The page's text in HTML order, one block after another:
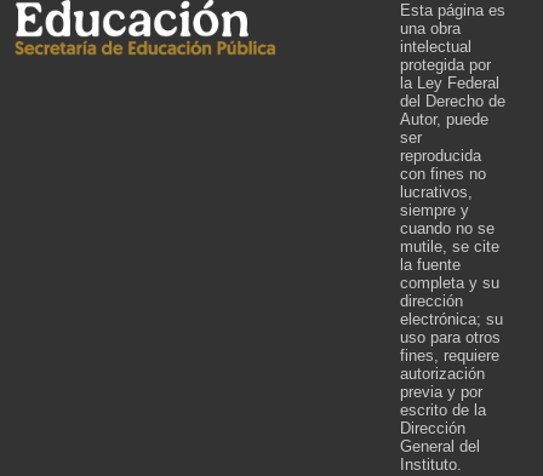
Esta página es
una obra
intelectual
protegida por
la Ley Federal
del Derecho de
Autor, puede
ser
reproducida
con fines no
lucrativos,
siempre y
cuando no se
mutile, se cite
la fuente
completa y su
dirección
electrónica; su
uso para otros
fines, requiere
autorización
previa y por
escrito de la
Dirección
General del
Instituto.